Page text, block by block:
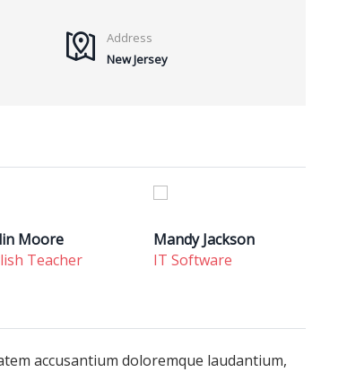
Address
New Jersey
Moore
Teacher
Mandy Jackson
IT Software
accusantium doloremque laudantium,